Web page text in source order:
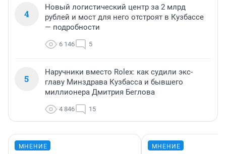
4
Новый логистический центр за 2 млрд
рублей и мост для него отстроят в Кузбассе
— подробности
6 146 5
5
Наручники вместо Rolex: как судили экс-
главу Минздрава Кузбасса и бывшего
миллионера Дмитрия Беглова
4 846 15
МНЕНИЕ МНЕНИЕ